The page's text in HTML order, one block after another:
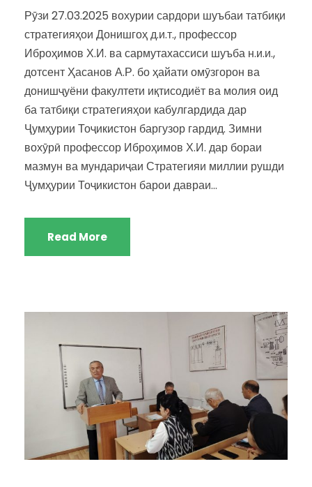
Рӯзи 27.03.2025 вохурии сардори шуъбаи татбиқи
стратегияҳои Донишгоҳ д.и.т., профессор
Иброҳимов Х.И. ва сармутахассиси шуъба н.и.и.,
дотсент Ҳасанов А.Р. бо ҳайати омӯзгорон ва
донишҷуёни факултети иқтисодиёт ва молия оид
ба татбиқи стратегияҳои кабулгардида дар
Ҷумҳурии Тоҷикистон баргузор гардид. Зимни
вохӯрӣ профессор Иброҳимов Х.И. дар бораи
мазмун ва мундариҷаи Стратегияи миллии рушди
Ҷумҳурии Тоҷикистон барои давраи...
Read More